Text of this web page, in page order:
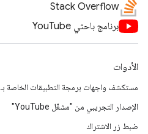
Stack Overflow
برنامج باحثي YouTube
الأدوات
مستكشف واجهات برمجة التطبيقات الخاصة بـ Google
الإصدار التجريبي من "مشغّل YouTube"
ضبط زر الاشتراك